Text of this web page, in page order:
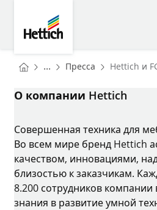
You are here:
Homepage
... Пресса Homepage
Hettich и
О компании Hettich
Совершенная техника для
Во всем мире бренд Hettich
качеством, инновациями,
близостью к заказчикам.
8.200 сотрудников компании
знания в развитие умной